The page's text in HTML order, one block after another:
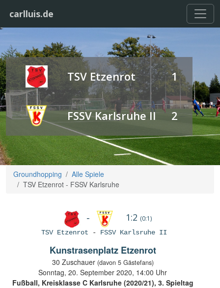
carlluis.de
TSV Etzenrot 1
FSSV Karlsruhe II 2
Groundhopping
Alle Spiele
TSV Etzenrot - FSSV Karlsruhe
- 1:2 (0:1)
TSV Etzenrot - FSSV Karlsruhe II
Kunstrasenplatz Etzenrot
30 Zuschauer (davon 5 Gästefans)
Sonntag, 20. September 2020, 14:00 Uhr
Fußball, Kreisklasse C Karlsruhe (2020/21), 3. Spieltag